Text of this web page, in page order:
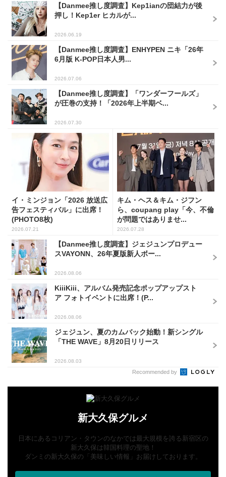
【Danmee推し度調査】Kep1ianの団結力が後
押し！Kep1er ヒカルが...
2026.06.19
【Danmee推し度調査】ENHYPEN ニキ「26年
6月版 K-POP日本人男...
2026.07.06
【Danmee推し度調査】「ワンダーフールズ」
が圧巻の支持！「2026年上半期ベ...
2026.07.30
イ・ミンジョン「2026 放送広
告フェスティバル」に出席！
(PHOTO8枚)
2026.07.21
キム・ヘス＆キム・ジフン
ら、coupang play「今、不倫
が問題ではありませ...
2026.07.28
【Danmee推し度調査】ジェジュンプロデュー
スVAYONN、26年夏版新人ボー...
2026.08.06
KiiiKiii、アルバム発売記念ポップアップスト
ア フォトイベントに出席！(P...
2026.08.06
ジェジュン、夏のカムバック始動！新シングル
「THE WAVE」8月20日リリース
2026.08.03
Recommended by
新大久保グルメ
日本にあるコリアン・タウンのなかでは最大規模を誇る新宿区の
新大久保は韓国料理の聖地！
ダンミの新大久保の「美味しい情報」お届けしております。